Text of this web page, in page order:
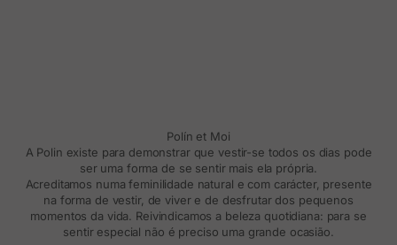
Polín et Moi
A Polin existe para demonstrar que vestir-se todos os dias pode
ser uma forma de se sentir mais ela própria.
Acreditamos numa feminilidade natural e com carácter, presente
na forma de vestir, de viver e de desfrutar dos pequenos
momentos da vida. Reivindicamos a beleza quotidiana: para se
sentir especial não é preciso uma grande ocasião.